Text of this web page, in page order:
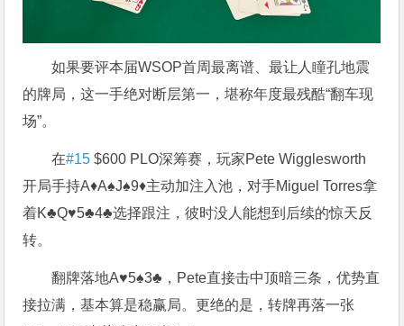
如果要评本届WSOP首周最离谱、最让人瞳孔地震
的牌局，这一手绝对断层第一，堪称年度最残酷“翻车现
场”。
在#15 $600 PLO深筹赛，玩家Pete Wigglesworth
开局手持A♦A♠J♠9♦主动加注入池，对手Miguel Torres拿
着K♣Q♥5♣4♣选择跟注，彼时没人能想到后续的惊天反
转。
翻牌落地A♥5♠3♣，Pete直接击中顶暗三条，优势直
接拉满，基本算是稳赢局。更绝的是，转牌再落一张